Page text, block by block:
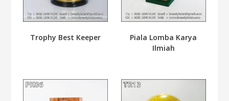
Trophy Best Keeper
Piala Lomba Karya
Ilmiah